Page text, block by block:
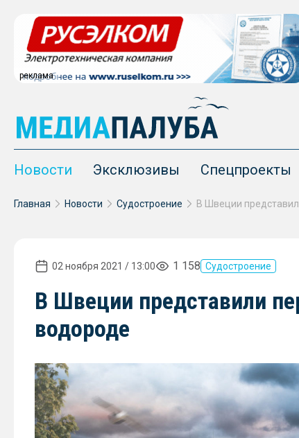
реклама
Новости Эксклюзивы Спецпроекты
Главная Новости Судостроение
02 ноября 2021 / 13:00 1 158 Судостроение
В Швеции представили
водороде